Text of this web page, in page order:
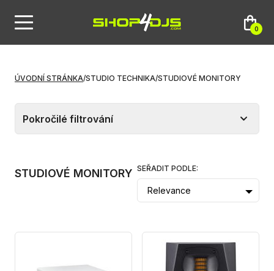
0
ÚVODNÍ STRÁNKA/STUDIO TECHNIKA/STUDIOVÉ MONITORY
Pokročilé filtrování
STUDIOVÉ MONITORY SEŘADIT PODLE:
Relevance